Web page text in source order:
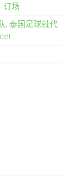
订场
, 泰国足球鞋代